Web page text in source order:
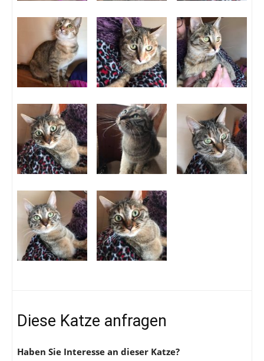
Diese Katze anfragen
Haben Sie Interesse an dieser Katze?